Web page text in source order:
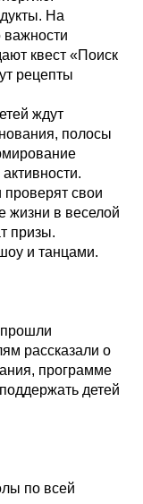
На
важности
квест «Поиск
рецепты
ждут
полосы
свои
жизни в веселой
призы.
и танцами.
рассказали о
программе
детей
по всей